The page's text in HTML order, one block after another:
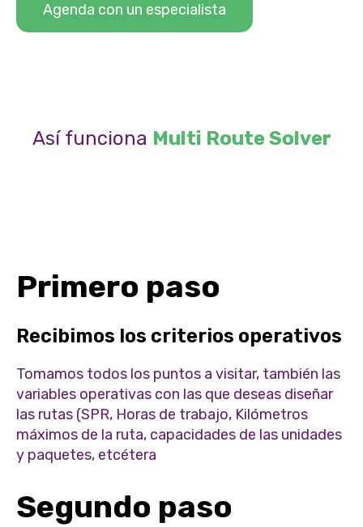
Agenda con un especialista
Así funciona Multi Route Solver
Primero paso
Recibimos los criterios operativos
Tomamos todos los puntos a visitar, también las
variables operativas con las que deseas diseñar
las rutas (SPR, Horas de trabajo, Kilómetros
máximos de la ruta, capacidades de las unidades
y paquetes, etcétera
Segundo paso